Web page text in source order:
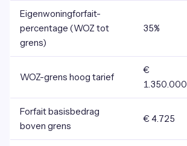
Eigenwoningforfait-
percentage (WOZ tot
grens)
35%
WOZ-grens hoog tarief
€
1.350.000
Forfait basisbedrag
boven grens
€ 4.725